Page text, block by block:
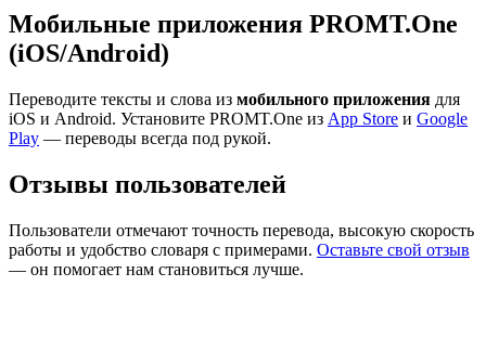
Мобильные приложения PROMT.One
(iOS/Android)
Переводите тексты и слова из мобильного приложения для
iOS и Android. Установите PROMT.One из App Store и Google
Play — переводы всегда под рукой.
Отзывы пользователей
Пользователи отмечают точность перевода, высокую скорость
работы и удобство словаря с примерами. Оставьте свой отзыв
— он помогает нам становиться лучше.